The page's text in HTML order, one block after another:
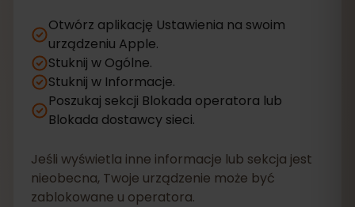
Otwórz aplikację Ustawienia na swoim
urządzeniu Apple.
Stuknij w Ogólne.
Stuknij w Informacje.
Poszukaj sekcji Blokada operatora lub
Blokada dostawcy sieci.
Jeśli wyświetla inne informacje lub sekcja jest
nieobecna, Twoje urządzenie może być
zablokowane u operatora.